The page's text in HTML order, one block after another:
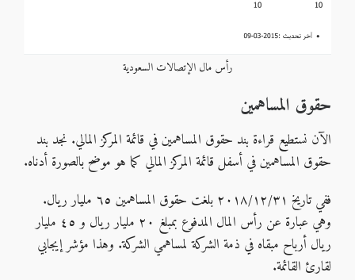
رأس مال الإتصالات السعودية
حقوق المساهمين
الآن نستطيع قراءة بند حقوق المساهمين في قائمة المركز المالي. نجد بند
حقوق المساهمين في أسفل قائمة المركز المالي كما هو موضح بالصورة أدناه.
ففي تاريخ ٢٠١٨/١٢/٣١ بلغت حقوق المساهمين ٦٥ مليار ريال.
وهي عبارة عن رأس المال المدفوع بمبلغ ٢٠ مليار ريال و ٤٥ مليار
ريال أرباح مبقاه في ذمة الشركة لمساهمي الشركة. وهذا مؤشر إيجابي
لقارئ القائمة.